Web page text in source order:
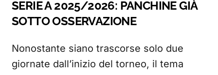
SERIE A 2025/2026: PANCHINE GIÀ
SOTTO OSSERVAZIONE
Nonostante siano trascorse solo due
giornate dall’inizio del torneo, il tema